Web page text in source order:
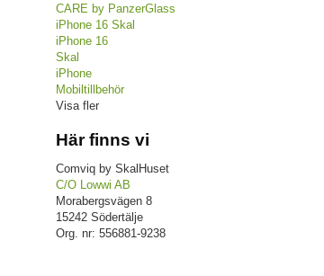
CARE by PanzerGlass
iPhone 16 Skal
iPhone 16
Skal
iPhone
Mobiltillbehör
Visa fler
Här finns vi
Comviq by SkalHuset
C/O Lowwi AB
Morabergsvägen 8
15242 Södertälje
Org. nr: 556881-9238